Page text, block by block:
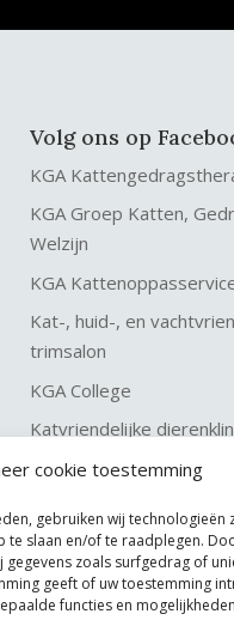
cookie toestemming
gebruiken wij technologieën
slaan en/of te raadplegen.
zoals surfgedrag of
geeft of uw toestemming
functies en
Volg ons op
KGA
KGA Groep Katten,
Welzijn
KGA
Kat-, huid-, en
trimsalon
KGA College
Katvriendelijke
KGA